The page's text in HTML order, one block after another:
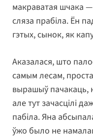
макраватая шчака —
сляза прабіла. Ён
гэтых, сынок, як
Аказалася, што
самым лесам,
вырашыў пачакаць,
але тут зачасцілі
пабіла. Яна
ўжо было не